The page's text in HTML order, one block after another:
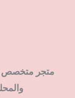
متجر متخصص